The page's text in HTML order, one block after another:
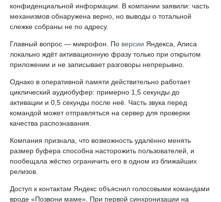
конфиденциальной информации. В компании заявили: часть
механизмов обнаружена верно, но выводы о тотальной
слежке собраны не по адресу.
Главный вопрос — микрофон. По версии Яндекса, Алиса
локально ждёт активационную фразу только при открытом
приложении и не записывает разговоры непрерывно.
Однако в оперативной памяти действительно работает
циклический аудиобуфер: примерно 1,5 секунды до
активации и 0,5 секунды после неё. Часть звука перед
командой может отправляться на сервер для проверки
качества распознавания.
Компания признала, что возможность удалённо менять
размер буфера способна насторожить пользователей, и
пообещала жёстко ограничить его в одном из ближайших
релизов.
Доступ к контактам Яндекс объяснил голосовыми командами
вроде «Позвони маме». При первой синхронизации на